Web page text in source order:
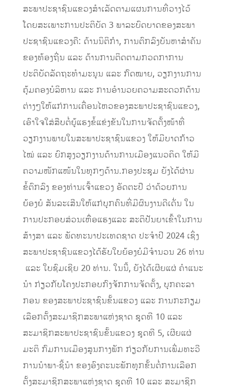
ສະພາປະຊາຊົນແຂວງສໍາເລັດຕາມແຜນການທີ່ວາງໄວ້
ໂດຍສະເພາະການປະຕິບັດ 3 ພາລະບົດບາດຂອງສະພາ
ປະຊາຊົນແຂວງຄື: ດ້ານນິຕິກໍາ, ການຕົກລົງບັນຫາສໍາຄັນ
ຂອງທ້ອງຖີ່ນ ແລະ ດ້ານການຕິດຕາມກວດກາການ
ປະຕິບັດລັດຖະທໍາມະນູນ ແລະ ກົດໝາຍ, ວຽກງານການ
ຄຸ້ມຄອງບໍລິຫານ ແລະ ການອໍານວຍຄວາມສະດວກດ້ານ
ຕ່າງໆໃຫ້ແກ່ການເຄື່ອນໄຫວຂອງສະພາປະຊາຊົນແຂວງ,
ເອົາໃຈໃສ່ສືບຕໍ່ຍູ້ແຮງຂໍ້ແຂ່ງຂັນໃນການຈັດຕັ້ງໜ້າທີ່
ວຽກງານພາຍໃນສະພາປະຊາຊົນແຂວງ ໃຫ້ມີບາດກ້າວ
ໄໝ່ ແລະ ຍົກສູງວຽກງານດ້ານການເມືອງແນວຄິດ ໃຫ້ມີ
ຄວາມໜັກແໜ້ນໃນທຸກໆດ້ານ.ກອງປະຊຸມ ຍັງໄດ້ຜ່ານ
ຂໍ້ຕົກລົງ ຂອງທ່ານເຈົ້າແຂວງ ອັດຕະປື ວ່າດ້ວຍການ
ຍ້ອງຍໍ ສັນລະເສີນໃຫ້ແກ່ບຸກຄົນທີ່ມີຜົນງານດີເດັ່ນ ໃນ
ການປະກອບສ່ວນເຫື່ອແຮງແລະ ສະຕິປັນຍາເຂົ້າໃນການ
ສ້າງສາ ແລະ ພັດທະນາປະເທດຊາດ ປະຈໍາປີ 2024 ເຊິ່ງ
ສະພາປະຊາຊົນແຂວງໄດ້ຮັບໃບຍ້ອງຍໍມີຈໍານວນ 26 ທ່ານ
ແລະ ໃບຊົມເຊີຍ 20 ທ່ານ. ໃນນີ້, ຍັງໄດ້ເຜີຍແຜ່ ຄໍາແນະ
ນໍາ ກ່ຽວກັບໂຄງປະກອບກົງຈັກການຈັດຕັ້ງ, ບຸກຄະລາ
ກອນ ຂອງສະພາປະຊາຊົນຂັ້ນແຂວງ ແລະ ການກະກຽມ
ເລືອກຕັ້ງສະມາຊິກສະພາແຫ່ງຊາດ ຊຸດທີ 10 ແລະ
ສະມາຊິກສະພາປະຊາຊົນຂັ້ນແຂວງ ຊຸດທີ 5, ເຜີຍແຜ່
ມະຕິ ກົມການເມືອງສູນກາງພັກ ກ່ຽວກັບການເພີ່ມທະວີ
ການນໍາພາ-ຊີ້ນໍາ ຂອງອົງຄະນະພັກທຸກຂັ້ນຕໍ່ການເລືອກ
ຕັ້ງສະມາຊິກສະພາແຫ່ງຊາດ ຊຸດທີ 10 ແລະ ສະມາຊິກ